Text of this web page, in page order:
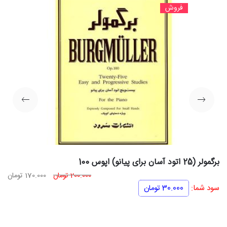
فروش
برگمولر (25 اتود آسان برای پیانو) اپوس 100
200.000تومان قیمت
170.000 تومان
سود شما: 30.000تومان